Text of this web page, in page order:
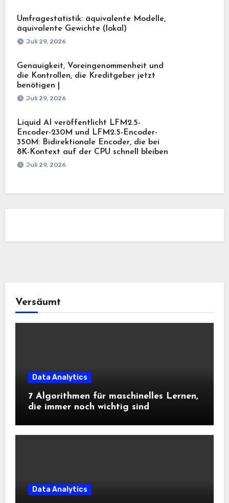
Umfragestatistik: äquivalente Modelle,
äquivalente Gewichte (lokal)
Juli 29, 2026
Genauigkeit, Voreingenommenheit und
die Kontrollen, die Kreditgeber jetzt
benötigen |
Juli 29, 2026
Liquid AI veröffentlicht LFM2.5-
Encoder-230M und LFM2.5-Encoder-
350M: Bidirektionale Encoder, die bei
8K-Kontext auf der CPU schnell bleiben
Juli 29, 2026
Versäumt
Data Analytics
7 Algorithmen für maschinelles Lernen,
die immer noch wichtig sind
Data Analytics